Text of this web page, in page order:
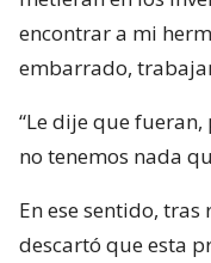
encontrar a mi
embarrado,
“Le dije que
no tenemos nada
En ese sentido, tras
descartó que esta